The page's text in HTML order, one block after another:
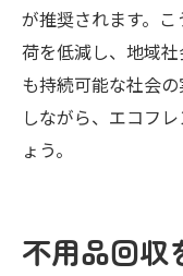
が推奨されます。
荷を低減し、地域
も持続可能な社会
しながら、エコフ
ょう。
不用品回収